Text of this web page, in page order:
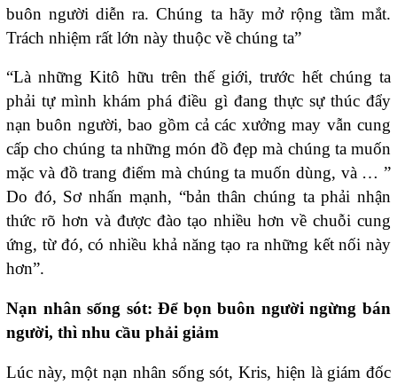
buôn người diễn ra. Chúng ta hãy mở rộng tầm mắt.
Trách nhiệm rất lớn này thuộc về chúng ta”
“Là những Kitô hữu trên thế giới, trước hết chúng ta
phải tự mình khám phá điều gì đang thực sự thúc đẩy
nạn buôn người, bao gồm cả các xưởng may vẫn cung
cấp cho chúng ta những món đồ đẹp mà chúng ta muốn
mặc và đồ trang điểm mà chúng ta muốn dùng, và … ”
Do đó, Sơ nhấn mạnh, “bản thân chúng ta phải nhận
thức rõ hơn và được đào tạo nhiều hơn về chuỗi cung
ứng, từ đó, có nhiều khả năng tạo ra những kết nối này
hơn”.
Nạn nhân sống sót: Để bọn buôn người ngừng bán
người, thì nhu cầu phải giảm
Lúc này, một nạn nhân sống sót, Kris, hiện là giám đốc